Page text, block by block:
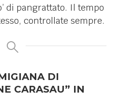
di pangrattato. Il tempo
controllate sempre.
DI
CARASAU” IN